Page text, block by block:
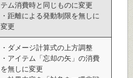
テム消費時と同じものに変更
・距離による発動制限を無しに
変更
・ダメージ計算式の上方調整
・アイテム「忘却の矢」の消費
を無しに変更